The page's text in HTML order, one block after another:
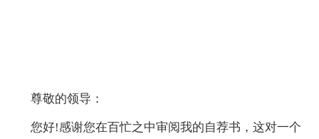
尊敬的领导：
您好!感谢您在百忙之中审阅我的自荐书，这对一个